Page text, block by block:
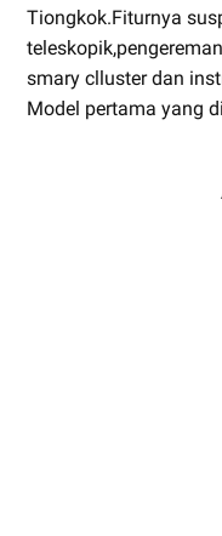
Tiongkok.Fiturnya
smary clluster dan
Model pertama yang